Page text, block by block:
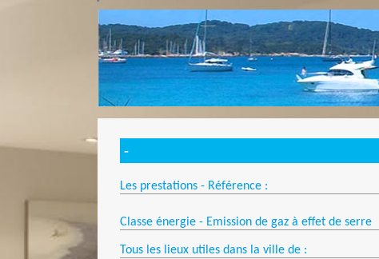
-
Les prestations - Référence :
Classe énergie - Emission de gaz à effet de serre
Tous les lieux utiles dans la ville de :